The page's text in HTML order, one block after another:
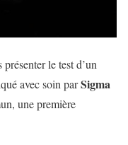
le test d’un
avec soin parSigma
une première